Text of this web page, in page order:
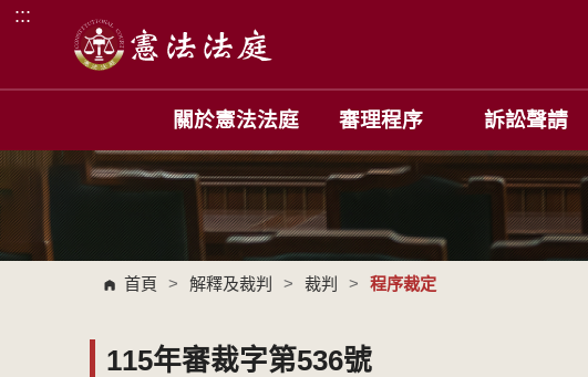
跳到主要內容區塊
:::
關於憲法法庭 審理程序 訴訟聲請
首頁 > 解釋及裁判 > 裁判 > 程序裁定
115年審裁字第536號